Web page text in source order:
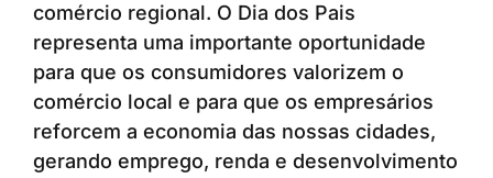
comércio regional. O Dia dos Pais
representa uma importante oportunidade
para que os consumidores valorizem o
comércio local e para que os empresários
reforcem a economia das nossas cidades,
gerando emprego, renda e desenvolvimento